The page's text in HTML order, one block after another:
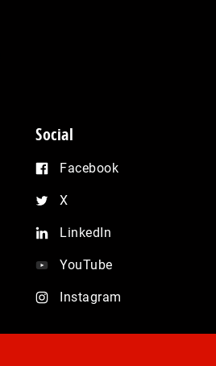
Social
Facebook
X
LinkedIn
YouTube
Instagram